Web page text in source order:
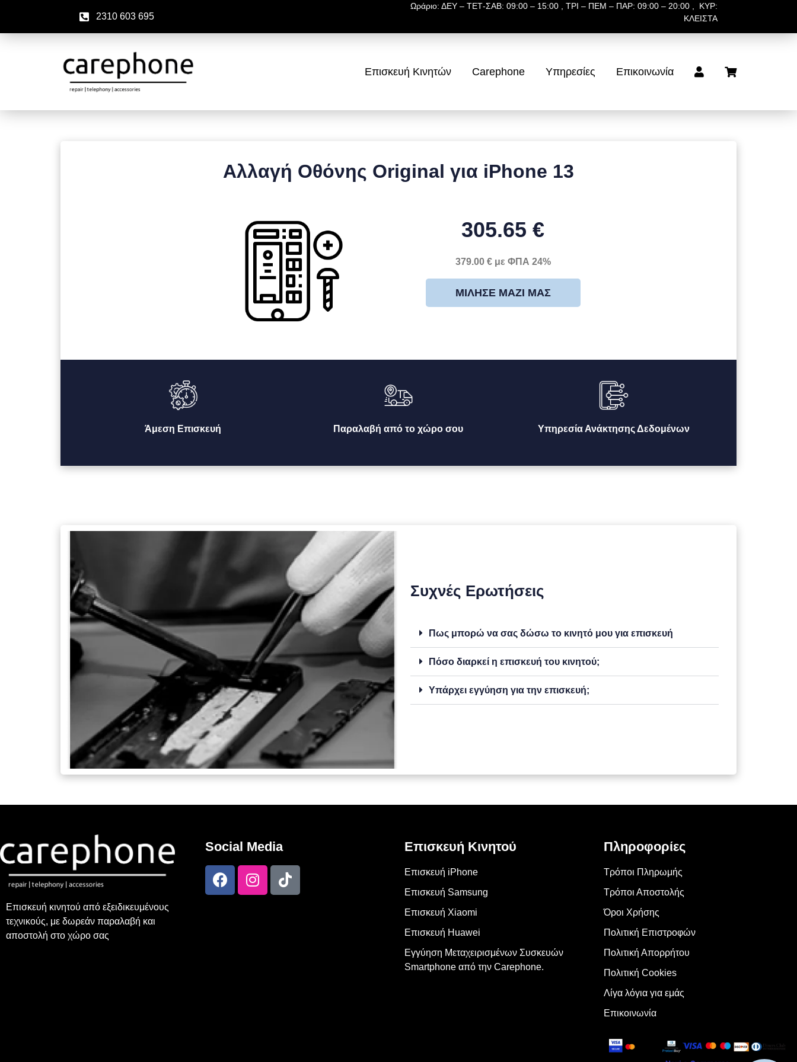
2310 603 695
Ωράριο: ΔΕΥ – ΤΕΤ-ΣΑΒ: 09:00 – 15:00 , ΤΡΙ – ΠΕΜ – ΠΑΡ: 09:00 – 20:00 , ΚΥΡ:
ΚΛΕΙΣΤΑ
Επισκευή Κινητών Carephone Υπηρεσίες Επικοινωνία
Αλλαγή Οθόνης Original για iPhone 13
305.65 €
379.00 € με ΦΠΑ 24%
ΜΊΛΗΣΕ ΜΑΖΊ ΜΑΣ
Άμεση Επισκευή Παραλαβή από το χώρο σου Υπηρεσία Ανάκτησης Δεδομένων
Συχνές Ερωτήσεις
Πως μπορώ να σας δώσω το κινητό μου για επισκευή
Πόσο διαρκεί η επισκευή του κινητού;
Υπάρχει εγγύηση για την επισκευή;
Επισκευή κινητού από εξειδικευμένους
τεχνικούς, με δωρεάν παραλαβή και
αποστολή στο χώρο σας
Social Media Επισκευή Κινητού
Επισκευή iPhone
Επισκευή Samsung
Επισκευή Xiaomi
Επισκευή Huawei
Εγγύηση Μεταχειρισμένων Συσκευών
Smartphone από την Carephone.
Πληροφορίες
Τρόποι Πληρωμής
Τρόποι Αποστολής
Όροι Χρήσης
Πολιτική Επιστροφών
Πολιτική Απορρήτου
Πολιτική Cookies
Λίγα λόγια για εμάς
Επικοινωνία